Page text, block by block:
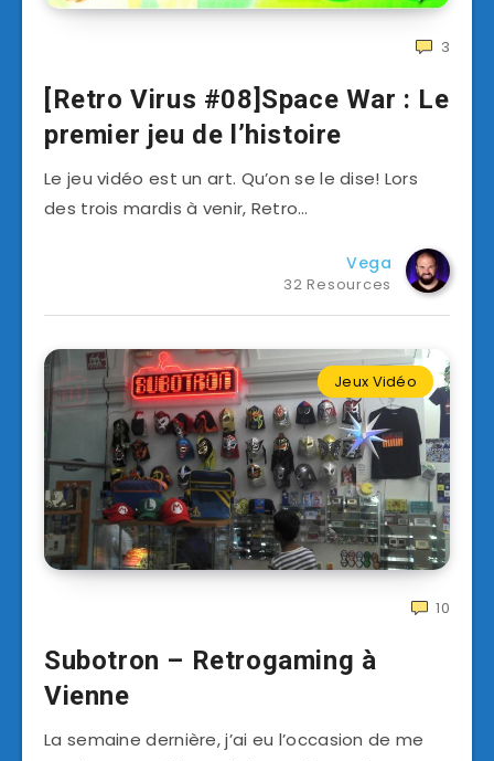
3
[Retro Virus #08]Space War : Le
premier jeu de l’histoire
Le jeu vidéo est un art. Qu’on se le dise! Lors
des trois mardis à venir, Retro…
Vega
32 Resources
Jeux Vidéo
10
Subotron – Retrogaming à
Vienne
La semaine dernière, j’ai eu l’occasion de me